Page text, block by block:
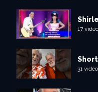
17
31